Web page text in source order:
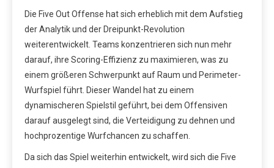
Die Five Out Offense hat sich erheblich mit dem Aufstieg
der Analytik und der Dreipunkt-Revolution
weiterentwickelt. Teams konzentrieren sich nun mehr
darauf, ihre Scoring-Effizienz zu maximieren, was zu
einem größeren Schwerpunkt auf Raum und Perimeter-
Wurfspiel führt. Dieser Wandel hat zu einem
dynamischeren Spielstil geführt, bei dem Offensiven
darauf ausgelegt sind, die Verteidigung zu dehnen und
hochprozentige Wurfchancen zu schaffen.
Da sich das Spiel weiterhin entwickelt, wird sich die Five